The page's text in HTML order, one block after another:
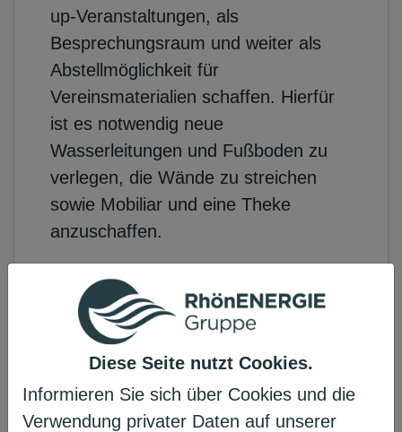
Diese Seite nutzt Cookies.
Informieren Sie sich über Cookies und die
Verwendung privater Daten auf unserer
up-Veranstaltungen, als
Besprechungsraum und weiter als
Abstellmöglichkeit für
Vereinsmaterialien schaffen. Hierfür
ist es notwendig neue
Wasserleitungen und Fußboden zu
verlegen, die Wände zu streichen
sowie Mobiliar und eine Theke
anzuschaffen.
Erzählen Sie es Ihren Freunden
𝕏